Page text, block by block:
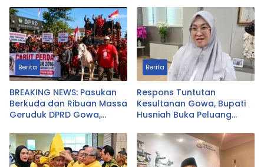
Berita
BREAKING NEWS: Pasukan
Berkuda dan Ribuan Massa
Geruduk DPRD Gowa,
Berita
Respons Tuntutan
Kesultanan Gowa, Bupati
Husniah Buka Peluang
Direvisi Bahkan Diganti